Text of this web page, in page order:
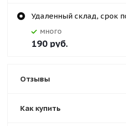
Удаленный склад, срок
Много
190 руб.
Отзывы
Как купить